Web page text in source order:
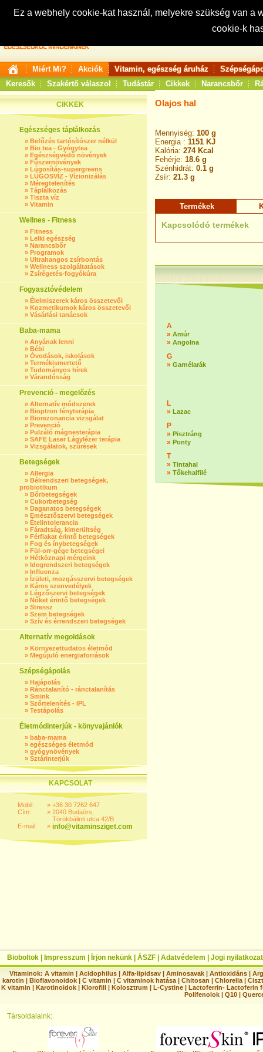
Ez a webhely cookie-kat használ, melyekre szükség van
cookie-k
Keresés:
Miért Mi? Akciók Vitamin, egészség áruház
Keresők
Szakértő válaszol Tudástár Cikkek Narancsbőr
CIKKEK
Egészséges táplálkozás
» Befőzés tartósítószer nélkül
» Bio tea - Gyógytea
» Egészségvédő növények
» Fűszernövények
» Lúgosítás-supergreens
» LÚGOSVÍZ - Vízionizálás
» Méregtelenítés
» Táplálkozás
» Tiszta víz
» Vitamin
Wellnes - Fitness
» Fitness
» Lelki egészség
» Narancsbőr
» Programok
» Ultrahangos zsírbontás
» Wellness szolgáltatások
» Zsírégetés-fogyókúra
Fogyasztóvédelem
» Élelmiszerek káros összetevői
» Kozmetikumok káros összetevői
» Vásárlási tanácsok
Baba-mama
» Anyának lenni
» Bébi
» Óvodások, iskolások
» Termékismertető
» Tudományos hírek
» Várandósság
Prevenció - megelőzés
» Alternatív módszerek
» Bioptron fényterápia
» Biorezonancia vizsgálat
» Prevenció
» Pulzáló mágnesterápia
» SAFE Laser Lágylézer terápia
» Vizsgálatok, szűrések
Betegségek
» Allergia
» Bélrendszeri betegségek,
probiotikum
» Bőrbetegségek
» Cukorbetegség
» Daganatos betegségek
» Emésztőszervi betegségek
» Ételintolerancia
» Fáradtság, kimerültség
» Férfiakat érintő betegségek
» Fog és ínybetegségek
» Fül-orr-gége betegségei
» Hétköznapi mérgeink
» Idegrendszeri betegségek
» Influenza
» Ízületi, mozgásszervi betegségek
» Káros szenvedélyek
» Légzőszervi betegségek
» Nőket érintő betegségek
» Stressz
» Szem betegségek
» Szív és érrendszeri betegségek
Alternatív megoldások
» Környezettudatos életmód
» Megújuló energiaforrások
Szépségápolás
» Hajápolás
» Ránctalanító - ránctalanítás
» Smink
» Szőrtelenítés - IPL
» Testápolás
Életmódinterjúk - könyvajánlók
» baba-mama
» egészséges életmód
» gyógynövények
» Sztárinterjúk
KAPCSOLAT
Mobil:
Cím:
E-mail:
»
»
»
+36 30 7262 647
2040 Budaörs,
Törökbálinti utca 42/B
info@vitaminsziget.com
Olajos hal
Mennyiség: 100 g
Energia : 1151 KJ
Kalória: 274 Kcal
Fehérje: 18.6 g
Szénhidrát: 0.1 g
Zsír: 21.3 g
Termékek
Kapcsolódó termékek
A
» Amúr
» Angolna
G
» Garnélarák
L
» Lazac
P
» Pisztráng
» Ponty
T
» Tintahal
» Tőkehalfilé
Bioboltok Impresszum Írjon nekünk ÁSZF Adatvédelem Jogi nyilatkozat
Vitaminok: A vitamin |Acidophilus |Alfa-lipidsav |Aminosavak |Antioxidáns |
karotin | Bioflavonoidok | C vitamin | C vitaminok hatása | Chitosan | Chlorella |
K vitamin | Karotinoidok | Klorofill | Kolosztrum | L-Cystine | Lactoferrin- Lactoferin
Polifenolok |Q10 |
Társoldalaink: